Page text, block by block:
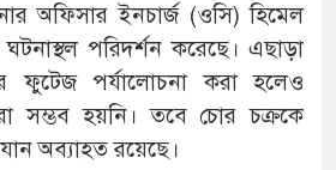
অফিসার ইনচার্জ (ওসি) হিমেল
পরিদর্শন করেছে। এছাড়া
ফুটেজ পর্যালোচনা করা হলেও
সম্ভব হয়নি। তবে চোর চক্রকে
অব্যাহত রয়েছে।